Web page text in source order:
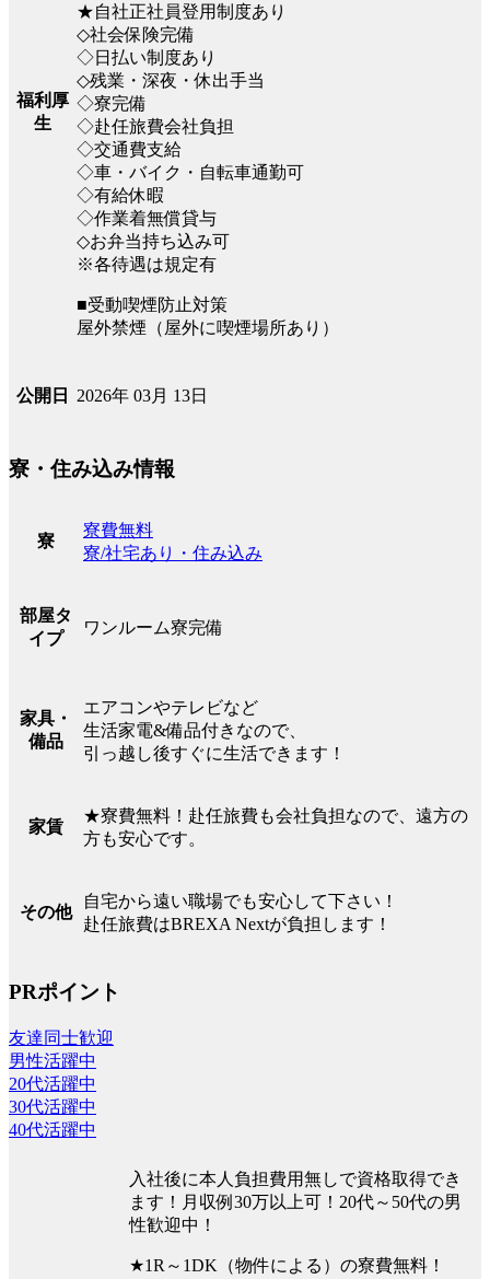
福利厚
生
★自社正社員登用制度あり
◇社会保険完備
◇日払い制度あり
◇残業・深夜・休出手当
◇寮完備
◇赴任旅費会社負担
◇交通費支給
◇車・バイク・自転車通勤可
◇有給休暇
◇作業着無償貸与
◇お弁当持ち込み可
※各待遇は規定有
■受動喫煙防止対策
屋外禁煙（屋外に喫煙場所あり）
公開日 2026年 03月 13日
寮・住み込み情報
寮
寮費無料
寮/社宅あり・住み込み
部屋タ
イプ
ワンルーム寮完備
家具・
備品
エアコンやテレビなど
生活家電&備品付きなので、
引っ越し後すぐに生活できます！
家賃
★寮費無料！赴任旅費も会社負担なので、遠方の
方も安心です。
その他
自宅から遠い職場でも安心して下さい！
赴任旅費はBREXA Nextが負担します！
PRポイント
友達同士歓迎
男性活躍中
20代活躍中
30代活躍中
40代活躍中
入社後に本人負担費用無しで資格取得でき
ます！月収例30万以上可！20代～50代の男
性歓迎中！
★1R～1DK（物件による）の寮費無料！